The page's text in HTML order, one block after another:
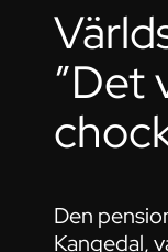
”Det
Den
Kangedal,